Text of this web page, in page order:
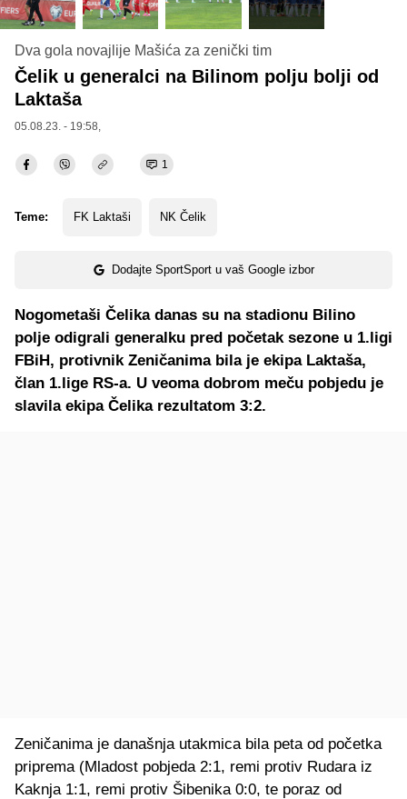
Dva gola novajlije Mašića za zenički tim
Čelik u generalci na Bilinom polju bolji od
Laktaša
05.08.23. - 19:58,
1
Teme: FK Laktaši NK Čelik
Dodajte SportSport u vaš Google izbor
Nogometaši Čelika danas su na stadionu Bilino
polje odigrali generalku pred početak sezone u 1.ligi
FBiH, protivnik Zeničanima bila je ekipa Laktaša,
član 1.lige RS-a. U veoma dobrom meču pobjedu je
slavila ekipa Čelika rezultatom 3:2.
Zeničanima je današnja utakmica bila peta od početka
priprema (Mladost pobjeda 2:1, remi protiv Rudara iz
Kaknja 1:1, remi protiv Šibenika 0:0, te poraz od